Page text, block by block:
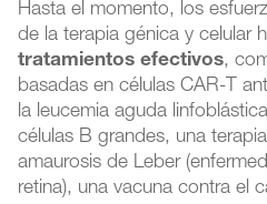
Hasta el momento, los
de la terapia génica y celular
tratamientos efectivos,
basadas en células CAR-T
la leucemia aguda
células B grandes, una
amaurosis de Leber
retina), una vacuna contra el